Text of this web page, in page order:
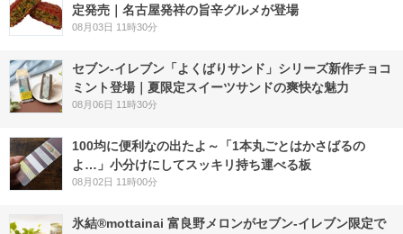
定発売｜名古屋発祥の旨辛グルメが登場
08月03日 11時30分
セブン‐イレブン「よくばりサンド」シリーズ新作チョコ
ミント登場｜夏限定スイーツサンドの爽快な魅力
08月06日 11時30分
100均に便利なの出たよ～「1本丸ごとはかさばるの
よ…」小分けにしてスッキリ持ち運べる板
08月02日 11時00分
氷結®mottainai 富良野メロンがセブン‐イレブン限定で